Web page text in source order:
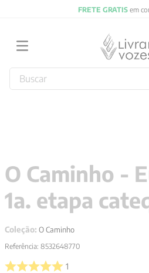
FRETE GRATISem compras
Buscar
O Caminho -
1a. etapa
Coleção: O Caminho
Referência: 8532648770
1
4º jung
5 pré venda
7